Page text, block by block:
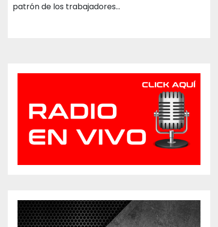
patrón de los trabajadores…